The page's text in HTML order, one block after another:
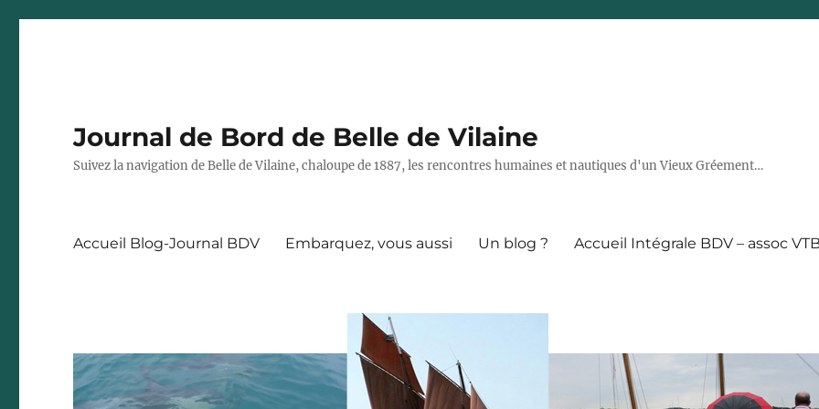
Journal de Bord de Belle de Vilaine
Suivez la navigation de Belle de Vilaine, chaloupe de 1887, les rencontres humaines et nautiques d'un Vieux Gréement…
Accueil Blog-Journal BDV Embarquez, vous aussi Un blog ? Accueil Intégrale BDV – assoc